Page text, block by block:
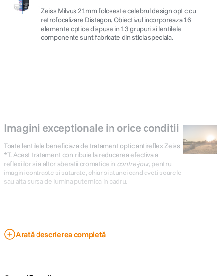
Zeiss Milvus 21mm foloseste celebrul design optic cu
retrofocalizare Distagon. Obiectivul incorporeaza 16
elemente optice dispuse in 13 grupuri si lentilele
componente sunt fabricate din sticla speciala.
Imagini exceptionale in orice conditii
Toate lentilele beneficiaza de tratament optic antireflex Zeiss
*T. Acest tratament contribuie la reducerea efectiva a
reflexiilor si a altor aberatii cromatice in contre-jour, pentru
imagini contraste si saturate, chiar si atunci cand aveti soarele
sau alta sursa de lumina puternica in cadru.
Perfect compatibil cu senzorii cu
Arată descrierea completă